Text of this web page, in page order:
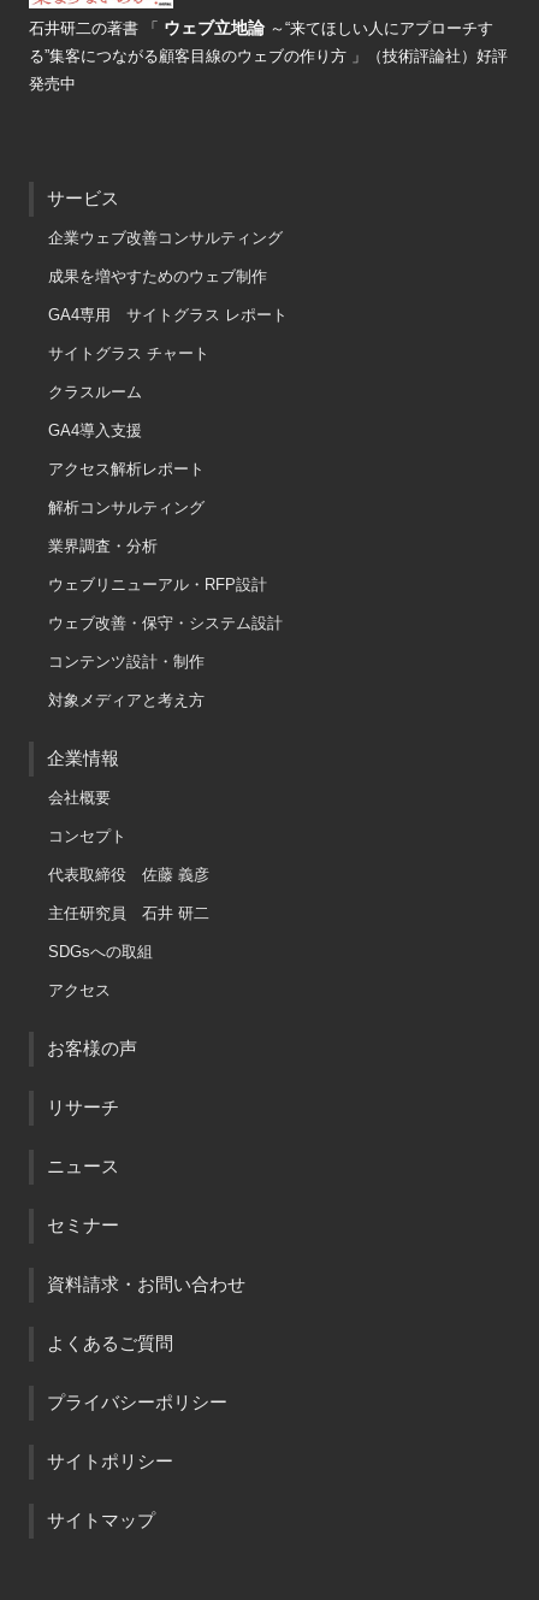
石井研二の著書 「 ウェブ立地論 ～“来てほしい人にアプローチす
る”集客につながる顧客目線のウェブの作り方 」（技術評論社）好評
発売中
サービス
企業ウェブ改善コンサルティング
成果を増やすためのウェブ制作
GA4専用 サイトグラス レポート
サイトグラス チャート
クラスルーム
GA4導入支援
アクセス解析レポート
解析コンサルティング
業界調査・分析
ウェブリニューアル・RFP設計
ウェブ改善・保守・システム設計
コンテンツ設計・制作
対象メディアと考え方
企業情報
会社概要
コンセプト
代表取締役 佐藤 義彦
主任研究員 石井 研二
SDGsへの取組
アクセス
お客様の声
リサーチ
ニュース
セミナー
資料請求・お問い合わせ
よくあるご質問
プライバシーポリシー
サイトポリシー
サイトマップ